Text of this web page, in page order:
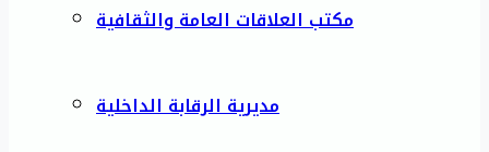
مكتب العلاقات العامة والثقافية
مديرية الرقابة الداخلية